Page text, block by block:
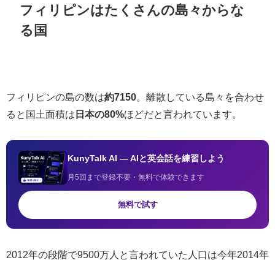
フィリピンはたくさんの島々からな
る国
フィリピンの島の数は約7150 。離散している島々を合わせ
ると国土面積は 日本の80%ほどだと言われています。
KunyTalk AI — AIと英会話を練習しよう
月5回まで登録不要・無料で体験できます
無料で試す
2012年の段階で9500万人と言われていた人口は今年2014年